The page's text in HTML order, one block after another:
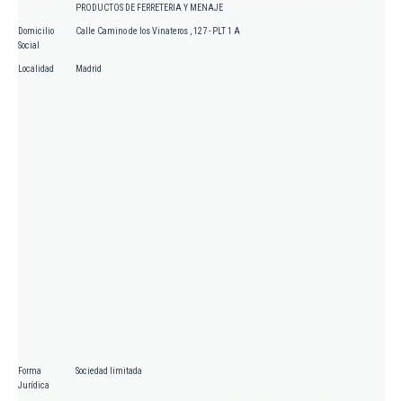
PRODUCTOS DE FERRETERIA Y MENAJE
Domicilio
Social
Calle Camino de los Vinateros , 127 - PLT 1 A
Localidad Madrid
Forma
Jurídica
Sociedad limitada